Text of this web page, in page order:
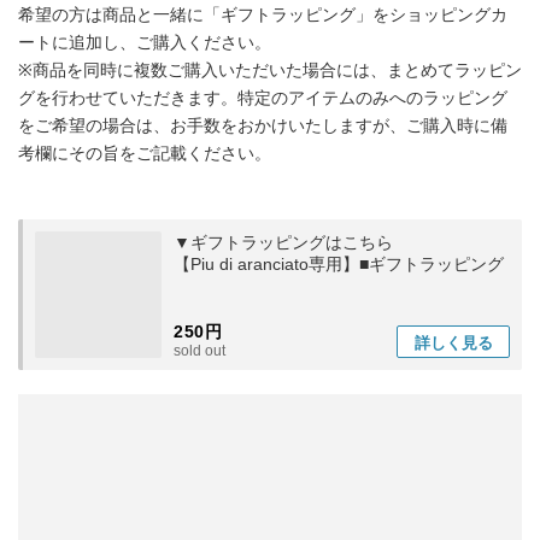
希望の方は商品と一緒に「ギフトラッピング」をショッピングカ
ートに追加し、ご購入ください。
※商品を同時に複数ご購入いただいた場合には、まとめてラッピン
グを行わせていただきます。特定のアイテムのみへのラッピング
をご希望の場合は、お手数をおかけいたしますが、ご購入時に備
考欄にその旨をご記載ください。
▼ギフトラッピングはこちら
【Piu di aranciato専用】■ギフトラッピング
250円
sold out 詳しく 見る